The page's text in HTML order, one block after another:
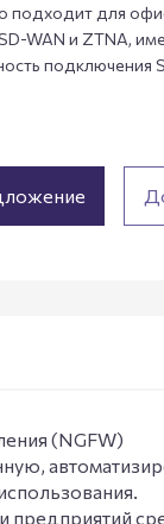
подходит для
WAN и ZTNA,
(NGFW)
предприятий